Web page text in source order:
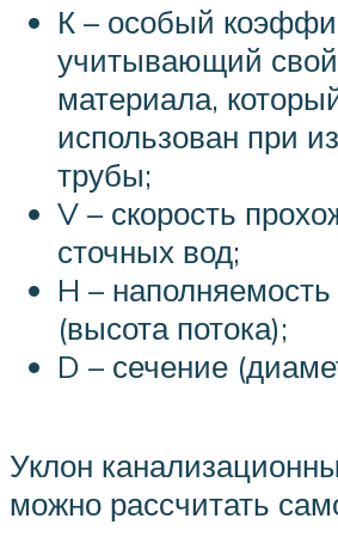
К – особый
учитывающий
материала,
использован при
трубы;
V – скорость
сточных вод;
H –
(высота потока);
D – сечение
Уклон
можно рассчитать